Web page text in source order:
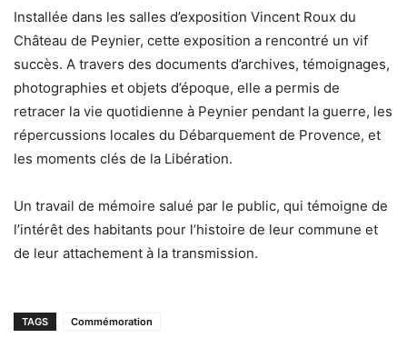
Installée dans les salles d’exposition Vincent Roux du
Château de Peynier, cette exposition a rencontré un vif
succès. A travers des documents d’archives, témoignages,
photographies et objets d’époque, elle a permis de
retracer la vie quotidienne à Peynier pendant la guerre, les
répercussions locales du Débarquement de Provence, et
les moments clés de la Libération.
Un travail de mémoire salué par le public, qui témoigne de
l’intérêt des habitants pour l’histoire de leur commune et
de leur attachement à la transmission.
TAGS Commémoration